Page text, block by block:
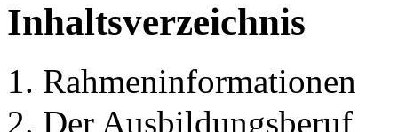
Inhaltsverzeichnis
1. Rahmeninformationen
2. Der Ausbildungsberuf